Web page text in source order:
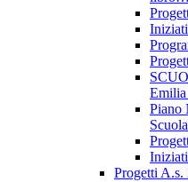
Emilia
Piano
Scuola
Progetti A.s.